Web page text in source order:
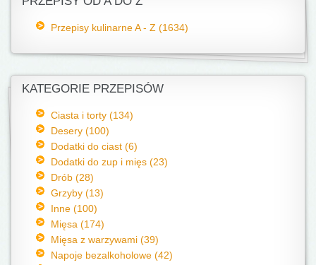
Przepisy kulinarne A - Z (1634)
KATEGORIE PRZEPISÓW
Ciasta i torty (134)
Desery (100)
Dodatki do ciast (6)
Dodatki do zup i mięs (23)
Drób (28)
Grzyby (13)
Inne (100)
Mięsa (174)
Mięsa z warzywami (39)
Napoje bezalkoholowe (42)